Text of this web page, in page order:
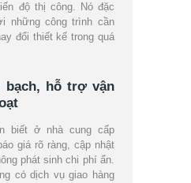
độ thị công. Nó đặc
những công trình cần
đổi thiết kế trong quá
bạch, hỗ trợ vận
biết ở nhà cung cấp
giá rõ ràng, cập nhật
phát sinh chi phí ẩn.
có dịch vụ giao hàng